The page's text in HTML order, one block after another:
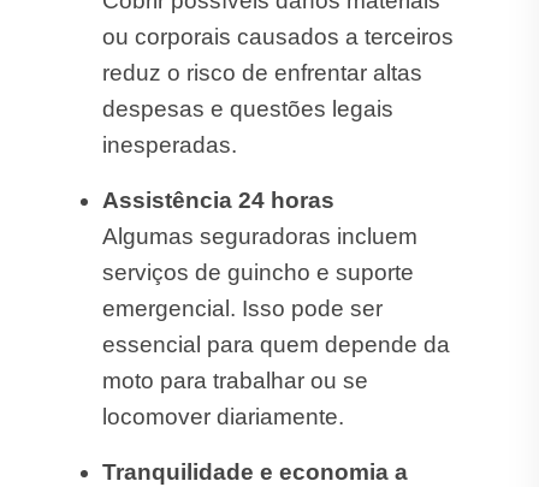
ou corporais causados a terceiros
reduz o risco de enfrentar altas
despesas e questões legais
inesperadas.
Assistência 24 horas
Algumas seguradoras incluem
serviços de guincho e suporte
emergencial. Isso pode ser
essencial para quem depende da
moto para trabalhar ou se
locomover diariamente.
Tranquilidade e economia a